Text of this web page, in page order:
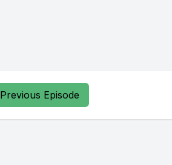
Previous Episode